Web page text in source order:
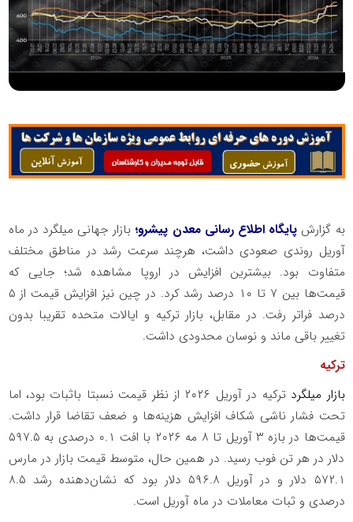
به گزارش پایگاه اطلاع رسانی معدن پیشرو؛ بازار جهانی میلگرد در ماه
آوریل روندی صعودی داشت، هرچند سرعت رشد در مناطق مختلف
متفاوت بود. بیشترین افزایش در اروپا مشاهده شد؛ جایی که
قیمت‌ها بین ۷ تا ۱۰ درصد رشد کرد. در چین نیز افزایش قیمت از ۵
درصد فراتر رفت. در مقابل، بازار ترکیه و ایالات متحده تقریبا بدون
تغییر باقی ماند و نوسان محدودی داشت.
ترکیه
بازار میلگرد
ترکیه در آوریل ۲۰۲۶ از نظر قیمت نسبتا باثبات بود، اما
تحت فشار ناشی شکاف افزایش هزینه‌ها و ضعف تقاضا قرار داشت.
قیمت‌ها در بازه ۳ آوریل تا ۸ مه ۲۰۲۶ با افت ۰.۱ درصدی به ۵۹۷.۵
دلار در هر تن فوب رسید. در همین حال، متوسط قیمت بازار در مارس
۵۷۲.۱ دلار و در آوریل ۵۹۶.۸ دلار بود که نشان‌دهنده رشد ۸.۵
درصدی و ثبات معاملات در ماه آوریل است.